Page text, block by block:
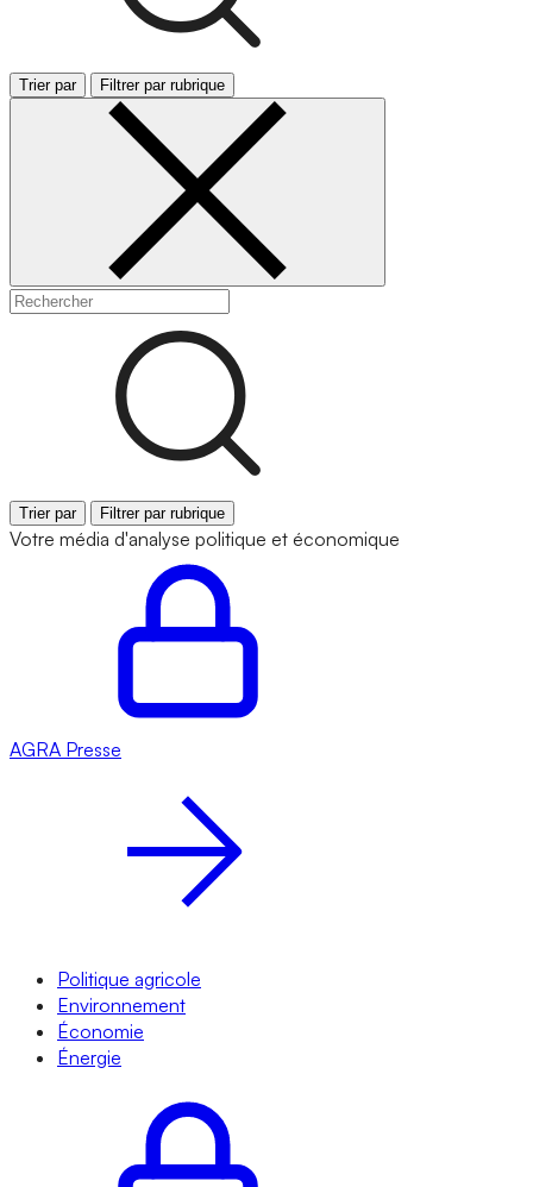
Trier par Filtrer par rubrique
Trier par Filtrer par rubrique
Votre média d'analyse politique et économique
AGRA Presse
Politique agricole
Environnement
Économie
Énergie